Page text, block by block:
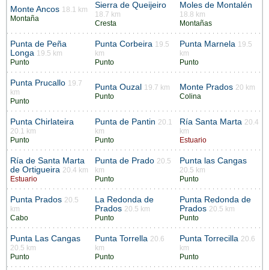
Monte Ancos 18.1 km
Montaña
Sierra de Queijeiro
18.7 km
Cresta
Moles de Montalén
18.8 km
Montañas
Punta de Peña
Longa 19.5 km
Punto
Punta Corbeira 19.5
km
Punto
Punta Marnela 19.5
km
Punto
Punta Prucallo 19.7
km
Punto
Punta Ouzal
19.7 km
Punto
Monte Prados 20 km
Colina
Punta Chirlateira
20.1 km
Punto
Punta de Pantin 20.1
km
Punto
Ría Santa Marta 20.4
km
Estuario
Ría de Santa Marta
de Ortigueira 20.4 km
Estuario
Punta de Prado 20.5
km
Punto
Punta las Cangas
20.5 km
Punto
Punta Prados 20.5
km
Cabo
La Redonda de
Prados 20.5 km
Punto
Punta Redonda de
Prados 20.5 km
Punto
Punta Las Cangas
20.5 km
Punto
Punta Torrella 20.6
km
Punto
Punta Torrecilla 20.6
km
Punto